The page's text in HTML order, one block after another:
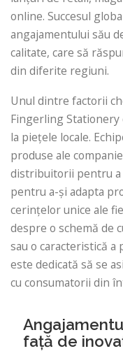
online. Succesul
angajamentului său
calitate, care să
din diferite regiuni.
Unul dintre factorii
Fingerling Stationery
la piețele locale.
produse ale
distribuitorii pentru
pentru a-și adapta
cerințelor unice ale
despre o schemă de
sau o caracteristică
este dedicată să se
cu consumatorii din
față de